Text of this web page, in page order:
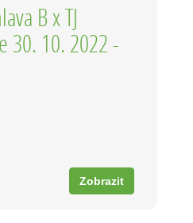
B x TJ
30. 10. 2022 -
Zobrazit